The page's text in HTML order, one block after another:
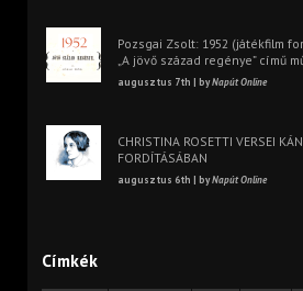
Pozsgai Zsolt: 1952 (játékfilm
„A jövő század regénye” című
augusztus 7th | byNapút Online
CHRISTINA ROSETTI VERSEI
FORDÍTÁSÁBAN
augusztus 6th | byNapút Online
Címkék